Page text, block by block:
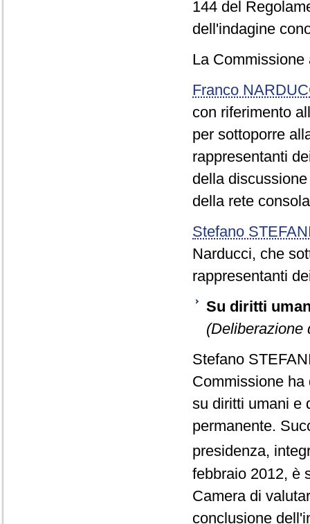
144 del
dell'indagine
La Commissione
Franco
con riferimento
per sottoporre
rappresentanti
della
della rete
Stefano
Narducci, che
rappresentanti
Su diritti
(Deliberazione
Stefano
Commissione
su diritti umani e
permanente.
presidenza,
febbraio 2012, è
Camera di
conclusione